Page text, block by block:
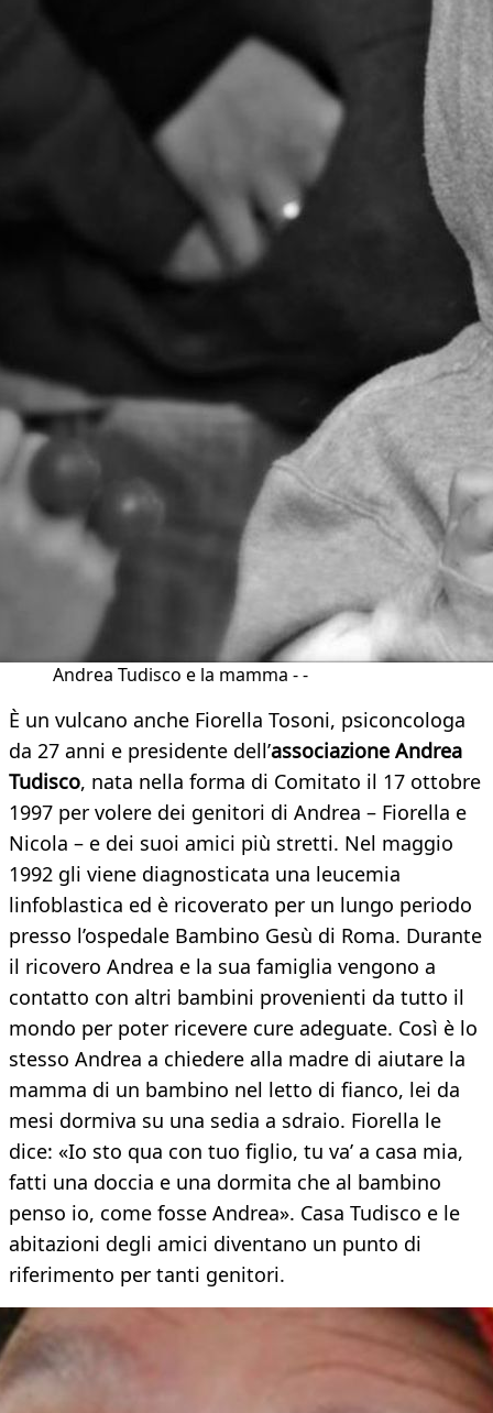
Andrea Tudisco e la mamma - -
È un vulcano anche Fiorella Tosoni, psiconcologa
da 27 anni e presidente dell’associazione Andrea
Tudisco, nata nella forma di Comitato il 17 ottobre
1997 per volere dei genitori di Andrea – Fiorella e
Nicola – e dei suoi amici più stretti. Nel maggio
1992 gli viene diagnosticata una leucemia
linfoblastica ed è ricoverato per un lungo periodo
presso l’ospedale Bambino Gesù di Roma. Durante
il ricovero Andrea e la sua famiglia vengono a
contatto con altri bambini provenienti da tutto il
mondo per poter ricevere cure adeguate. Così è lo
stesso Andrea a chiedere alla madre di aiutare la
mamma di un bambino nel letto di fianco, lei da
mesi dormiva su una sedia a sdraio. Fiorella le
dice: «Io sto qua con tuo figlio, tu va’ a casa mia,
fatti una doccia e una dormita che al bambino
penso io, come fosse Andrea». Casa Tudisco e le
abitazioni degli amici diventano un punto di
riferimento per tanti genitori.